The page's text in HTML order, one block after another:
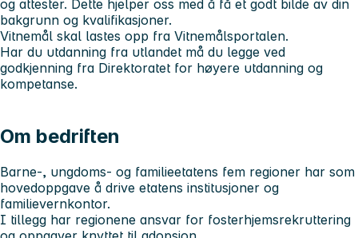
og attester. Dette hjelper oss med å få et godt bilde av din
bakgrunn og kvalifikasjoner.
Vitnemål skal lastes opp fra Vitnemålsportalen.
Har du utdanning fra utlandet må du legge ved
godkjenning fra Direktoratet for høyere utdanning og
kompetanse.
Om bedriften
Barne-, ungdoms- og familieetatens fem regioner har som
hovedoppgave å drive etatens institusjoner og
familievernkontor.
I tillegg har regionene ansvar for fosterhjemsrekruttering